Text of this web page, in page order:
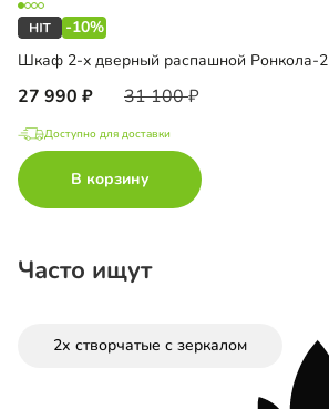
-10%
Шкаф 2-х дверный распашной Ронкола-2
27 990 31 100
Доступно для доставки
В корзину
Часто ищут
2х створчатые с зеркалом